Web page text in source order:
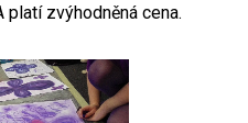
platí zvýhodněná cena.